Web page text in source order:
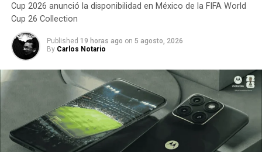
comments
RELATED TOPICS: GAMES WITH GOLD
XBOX
XBOX GAME PASS
XBOX GAMES WITH GOLD
XBOX LIVE GOLD
XBOX ONE
UP NEXT
Red Hood forma un nuevo equipo de “héroes
rechazados”
Cup 2026 anunció la disponibilidad en México de la FIFA World
Cup 26 Collection
Published 19 horas ago on 5 agosto, 2026
By Carlos Notario